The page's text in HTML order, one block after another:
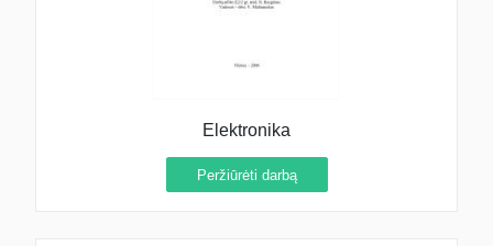
Elektronika
Peržiūrėti darbą